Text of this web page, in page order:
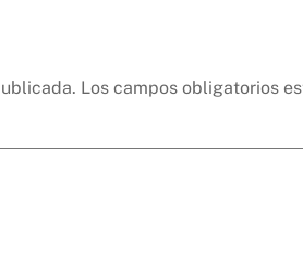
Los campos obligatorios